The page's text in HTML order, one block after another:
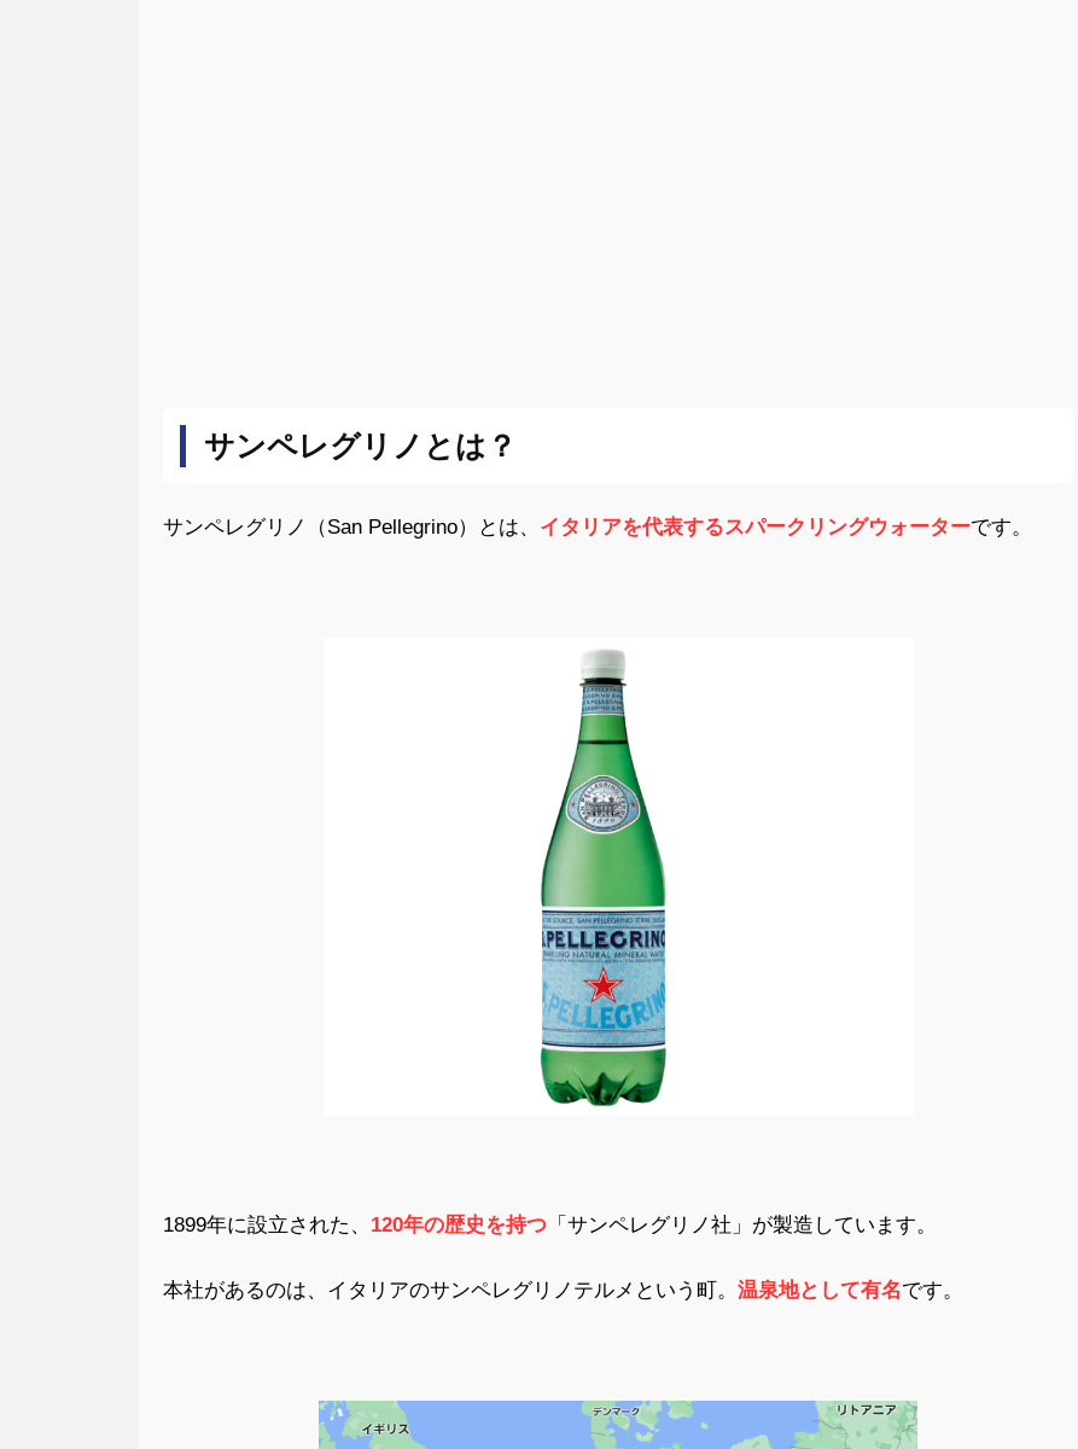
サンペレグリノとは？
サンペレグリノ（San Pellegrino）とは、 イタリアを代表するスパークリングウォーターです。
1899年に設立された、 120年の歴史を持つ 「サンペレグリノ社」が製造しています。
本社があるのは、イタリアのサンペレグリノテルメという町。 温泉地として有名です。